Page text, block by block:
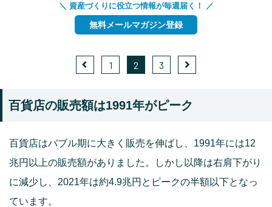
＼ 資産づくりに役立つ情報が毎週届く！ ／
無料メールマガジン登録
1 2 3
百貨店の販売額は1991年がピーク
百貨店はバブル期に大きく販売を伸ばし、1991年には12
兆円以上の販売額がありました。しかし以降は右肩下がり
に減少し、2021年は約4.9兆円とピークの半額以下となっ
ています。